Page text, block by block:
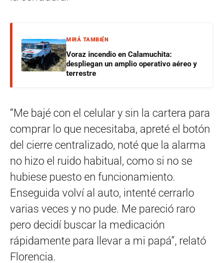
MIRÁ TAMBIÉN
Voraz incendio en Calamuchita:
despliegan un amplio operativo aéreo y
terrestre
“Me bajé con el celular y sin la cartera para
comprar lo que necesitaba, apreté el botón
del cierre centralizado, noté que la alarma
no hizo el ruido habitual, como si no se
hubiese puesto en funcionamiento.
Enseguida volví al auto, intenté cerrarlo
varias veces y no pude. Me pareció raro
pero decidí buscar la medicación
rápidamente para llevar a mi papá”, relató
Florencia.